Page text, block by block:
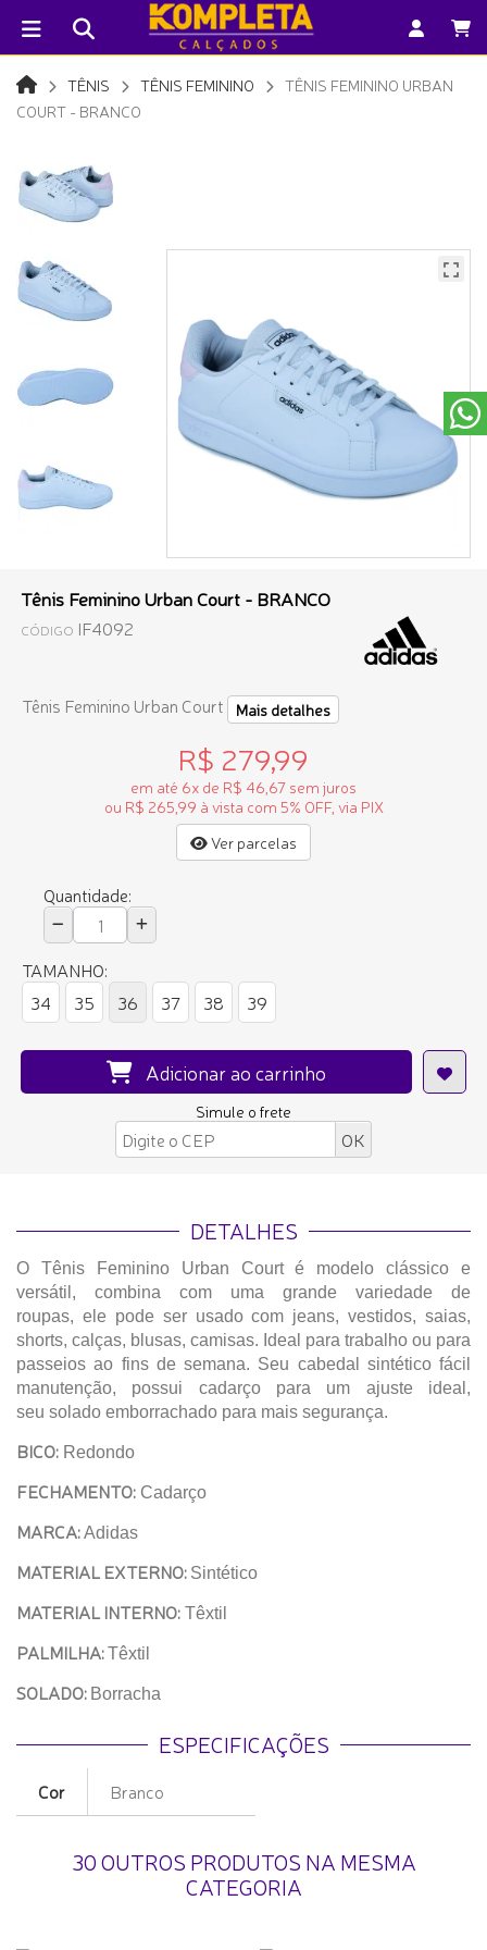
TÊNIS TÊNIS FEMININO
TÊNIS FEMININO URBAN
COURT - BRANCO
Tênis Feminino Urban Court - BRANCO
CÓDIGO IF4092
Tênis Feminino Urban Court Mais detalhes
R$ 279,99
em até 6x de R$ 46,67 sem juros
ou R$ 265,99 à vista com 5% OFF, via PIX
Ver parcelas
Quantidade:
TAMANHO:
34
35 36 37 38 39
Adicionar ao carrinho
Simule o frete
DETALHES
O Tênis Feminino Urban Court é modelo clássico e
versátil, combina com uma grande variedade de
roupas, ele pode ser usado com jeans, vestidos, saias,
shorts, calças, blusas, camisas. Ideal para trabalho ou para
passeios ao fins de semana. Seu cabedal sintético fácil
manutenção, possui cadarço para um ajuste ideal,
seu solado emborrachado para mais segurança.
BICO: Redondo
FECHAMENTO: Cadarço
MARCA:Adidas
MATERIAL EXTERNO: Sintético
MATERIAL INTERNO: Têxtil
PALMILHA:Têxtil
SOLADO: Borracha
ESPECIFICAÇÕES
Cor Branco
30 OUTROS PRODUTOS NA MESMA
CATEGORIA